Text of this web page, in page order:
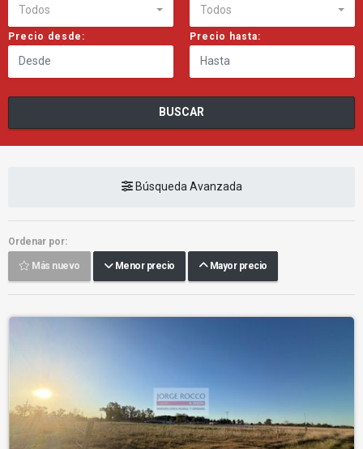
Todos Todos
Precio desde: Precio hasta:
BUSCAR
Búsqueda Avanzada
Ordenar por:
Más nuevo Menor precio Mayor precio